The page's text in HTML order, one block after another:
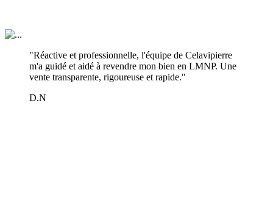
"Réactive et professionnelle, l'équipe de Celavipierre
m'a guidé et aidé à revendre mon bien en LMNP. Une
vente transparente, rigoureuse et rapide."
D.N